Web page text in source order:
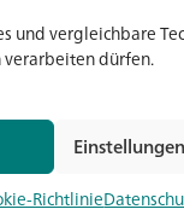
und vergleichbare
dürfen.
Richtlinie